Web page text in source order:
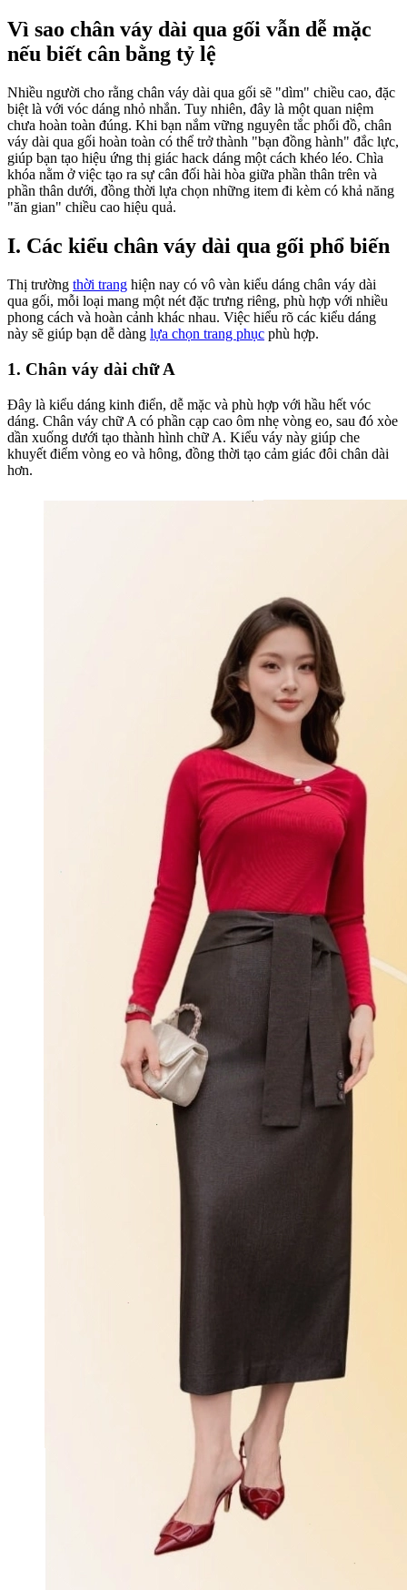
Vì sao chân váy dài qua gối vẫn dễ mặc
nếu biết cân bằng tỷ lệ
Nhiều người cho rằng chân váy dài qua gối sẽ "dìm" chiều cao, đặc
biệt là với vóc dáng nhỏ nhắn. Tuy nhiên, đây là một quan niệm
chưa hoàn toàn đúng. Khi bạn nắm vững nguyên tắc phối đồ, chân
váy dài qua gối hoàn toàn có thể trở thành "bạn đồng hành" đắc lực,
giúp bạn tạo hiệu ứng thị giác hack dáng một cách khéo léo. Chìa
khóa nằm ở việc tạo ra sự cân đối hài hòa giữa phần thân trên và
phần thân dưới, đồng thời lựa chọn những item đi kèm có khả năng
"ăn gian" chiều cao hiệu quả.
I. Các kiểu chân váy dài qua gối phổ biến
Thị trường thời trang hiện nay có vô vàn kiểu dáng chân váy dài
qua gối, mỗi loại mang một nét đặc trưng riêng, phù hợp với nhiều
phong cách và hoàn cảnh khác nhau. Việc hiểu rõ các kiểu dáng
này sẽ giúp bạn dễ dàng lựa chọn trang phục phù hợp.
1. Chân váy dài chữ A
Đây là kiểu dáng kinh điển, dễ mặc và phù hợp với hầu hết vóc
dáng. Chân váy chữ A có phần cạp cao ôm nhẹ vòng eo, sau đó xòe
dần xuống dưới tạo thành hình chữ A. Kiểu váy này giúp che
khuyết điểm vòng eo và hông, đồng thời tạo cảm giác đôi chân dài
hơn.